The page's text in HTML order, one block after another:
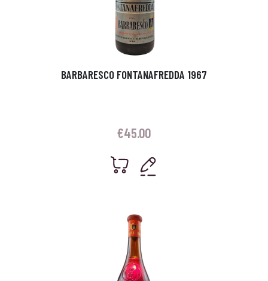
BARBARESCO FONTANAFREDDA 1967
€45.00